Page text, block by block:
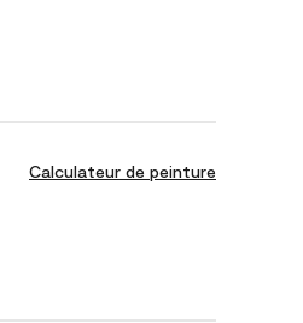
Calculateur de peinture